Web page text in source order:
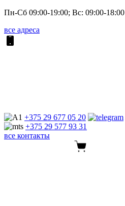
Пн-Сб 09:00-19:00; Вс: 09:00-18:00
все адреса
+375 29 677 05 20
+375 29 577 93 31
все контакты